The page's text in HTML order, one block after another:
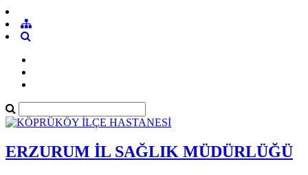
ERZURUM İL SAĞLIK MÜDÜRLÜĞÜ